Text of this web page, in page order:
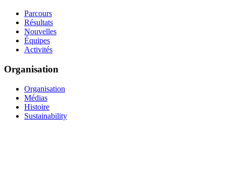
Parcours
Résultats
Nouvelles
Équipes
Activités
Organisation
Organisation
Médias
Histoire
Sustainability